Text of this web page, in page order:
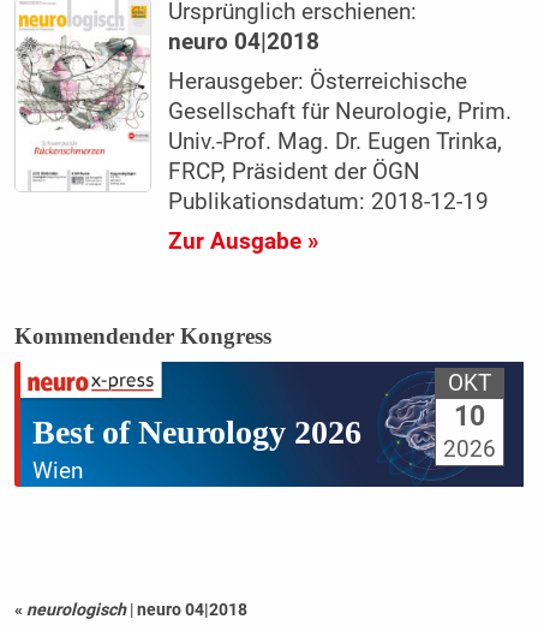
Ursprünglich erschienen:
neuro 04|2018
Herausgeber: Österreichische
Gesellschaft für Neurologie, Prim.
Univ.-Prof. Mag. Dr. Eugen Trinka,
FRCP, Präsident der ÖGN
Publikationsdatum: 2018-12-19
Zur Ausgabe »
Kommendender Kongress
Best of Neurology 2026
Wien
OKT
10
2026
« neurologisch |neuro 04|2018